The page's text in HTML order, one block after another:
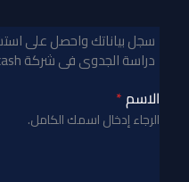
سجل بياناتك واحصل على
دراسة الجدوى فى شركة profit cash
الاسم*
الرجاء إدخال اسمك الكامل.